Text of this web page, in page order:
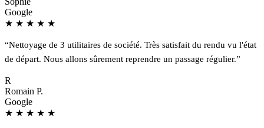
Google
★ ★ ★ ★ ★
“Nettoyage de 3 utilitaires de société. Très satisfait du rendu vu l'état
de départ. Nous allons sûrement reprendre un passage régulier.”
R
Romain P.
Google
★ ★ ★ ★ ★